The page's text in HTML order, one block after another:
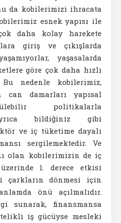
da kobilerimizi ihracata
esnek yapısı ile
daha kolay harekete
giriş ve çıkışlarda
yaşasalarda
göre çok daha hızlı
nedenle kobilerimiz,
can damarları yapısal
politikalarla
bildiğiniz gibi
ve iç tüketime dayalı
sergilemektedir. Ve
olan kobilerimizin de iç
1. derece etkisi
çarkların dönmesi için
önü açılmalıdır.
sunarak, finansmansa
iş gücüyse mesleki